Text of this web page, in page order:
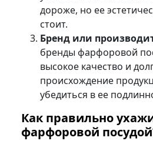
дороже, но ее
стоит.
Бренд или
бренды фарфоровой
высокое качество и
происхождение
убедиться в ее
Как правильно
фарфоровой